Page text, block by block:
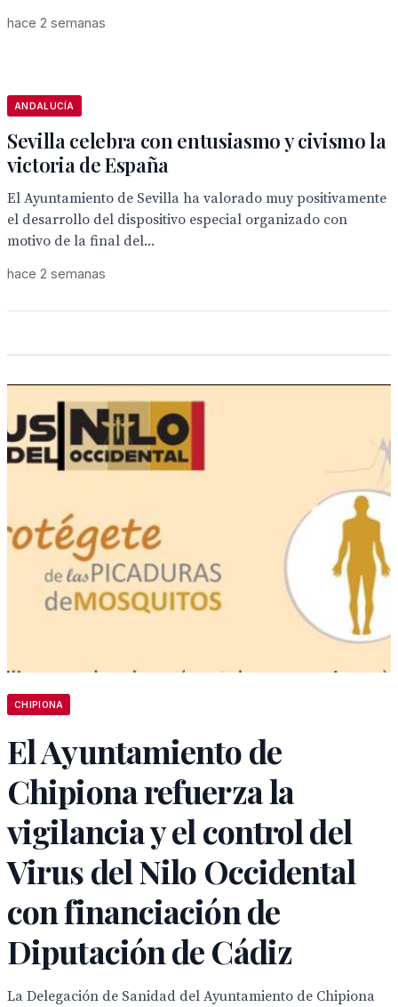
hace 2 semanas
ANDALUCÍA
Sevilla celebra con entusiasmo y civismo la
victoria de España
El Ayuntamiento de Sevilla ha valorado muy positivamente
el desarrollo del dispositivo especial organizado con
motivo de la final del...
hace 2 semanas
CHIPIONA
El Ayuntamiento de
Chipiona refuerza la
vigilancia y el control del
Virus del Nilo Occidental
con financiación de
Diputación de Cádiz
La Delegación de Sanidad del Ayuntamiento de Chipiona